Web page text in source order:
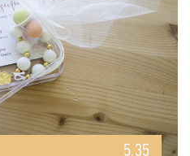
5.35